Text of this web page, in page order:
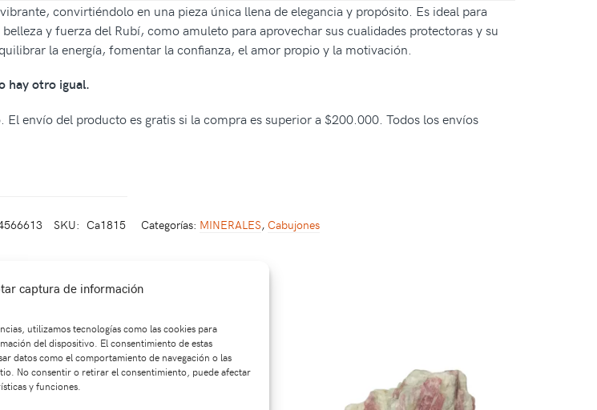
captura de información
utilizamos tecnologías como las cookies para
del dispositivo. El consentimiento de estas
datos como el comportamiento de navegación o las
No consentir o retirar el consentimiento, puede afectar
y funciones.
convirtiéndolo en una pieza única llena de elegancia y propósito. Es ideal para
y fuerza del Rubí, como amuleto para aprovechar sus cualidades protectoras y su
la energía, fomentar la confianza, el amor propio y la motivación.
hay otro igual.
envío del producto es gratis si la compra es superior a $200.000. Todos los envíos
SKU: Ca1815 Categorías: MINERALES, Cabujones
relacionados